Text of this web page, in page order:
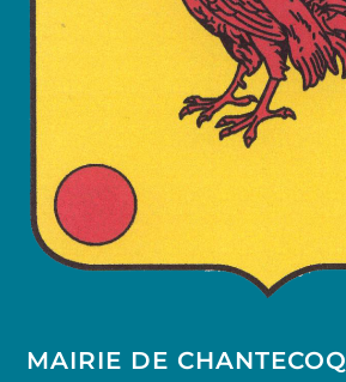
MAIRIE DE CHANTECOQ